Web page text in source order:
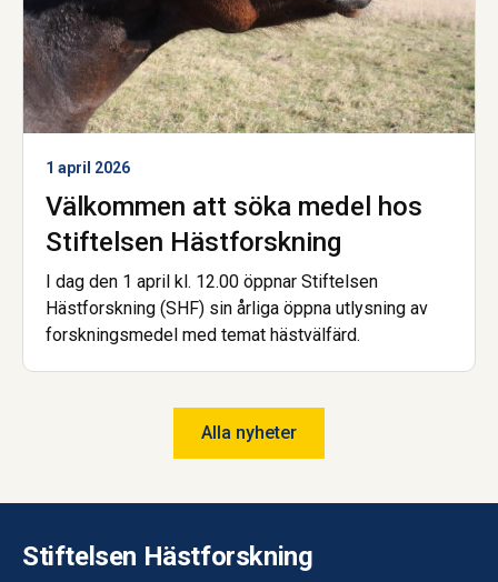
1 april 2026
Välkommen att söka medel hos
Stiftelsen Hästforskning
I dag den 1 april kl. 12.00 öppnar Stiftelsen
Hästforskning (SHF) sin årliga öppna utlysning av
forskningsmedel med temat hästvälfärd.
Alla nyheter
Stiftelsen Hästforskning